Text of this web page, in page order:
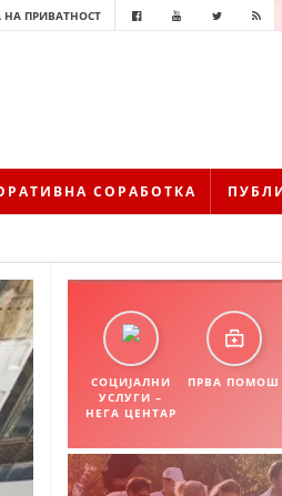
ПРИВАТНОСТ
СОРАБОТКА
СОЦИЈАЛНИ
УСЛУГИ –
НЕГА ЦЕНТАР
ПРВА ПОМОШ